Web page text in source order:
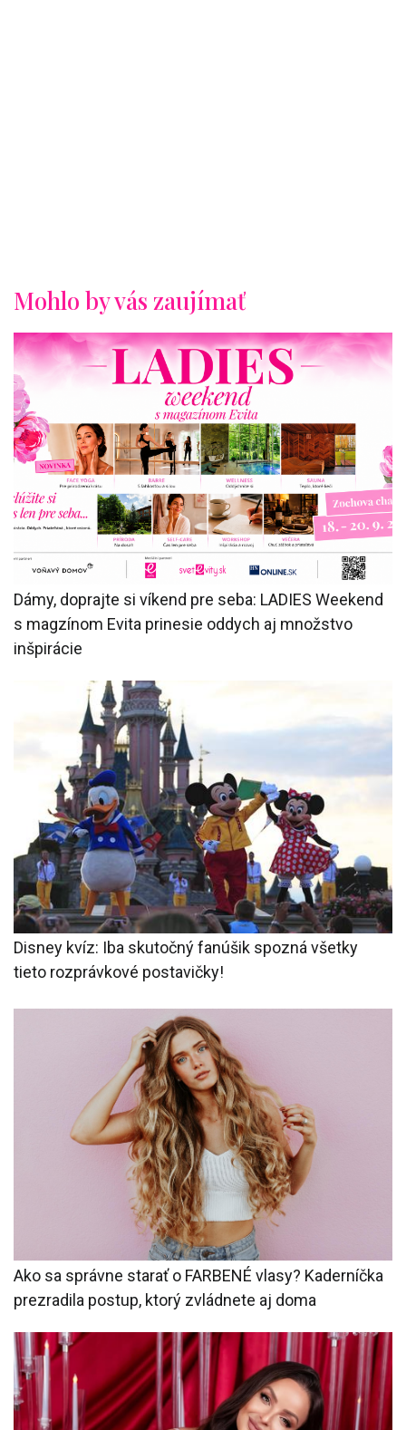
Mohlo by vás zaujímať
Dámy, doprajte si víkend pre seba: LADIES Weekend
s magzínom Evita prinesie oddych aj množstvo
inšpirácie
Disney kvíz: Iba skutočný fanúšik spozná všetky
tieto rozprávkové postavičky!
Ako sa správne starať o FARBENÉ vlasy? Kaderníčka
prezradila postup, ktorý zvládnete aj doma